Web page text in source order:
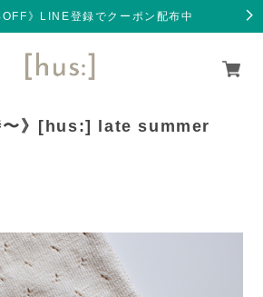
》LINE登録でクーポン配布中
〜》[hus:] late summer